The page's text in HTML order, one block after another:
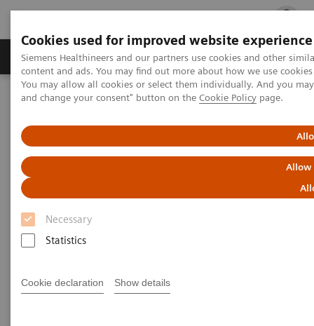
Cookies used for improved website experience
Siemens Healthineers and our partners use cookies and other
content and ads. You may find out more about how we use
You may allow all cookies or select them individually. And you
and change your consent" button on the Cookie Policy page.
Allow
Necessary
Statistics
Cookie declaration Show details
Ürün ve Hizmetler Öne Çıkanlar Sağlık
Siemens Healthineers Türkiye
Tıbbi Görüntüleme
MI World Summit 2026 Moments
Image 75
Image 75